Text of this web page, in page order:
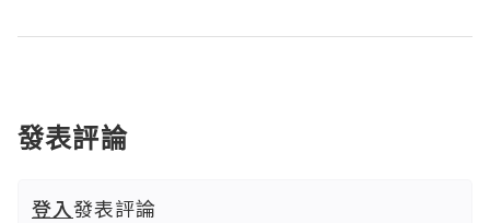
發表評論
登入發表評論